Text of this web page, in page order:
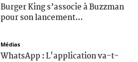
Burger King s’associe à Buzzman
pour son lancement...
Médias
WhatsApp : L'application va-t-